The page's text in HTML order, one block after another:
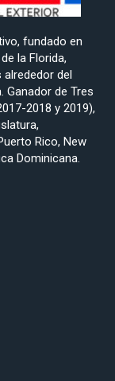
fundado en
la Florida,
del
Ganador de Tres
2018 y 2019),
Rico, New
Dominicana.